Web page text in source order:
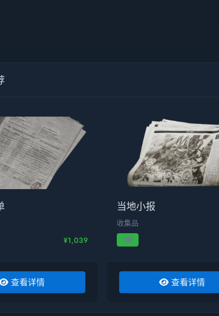
¥1,039
查看详情
当地小报
收集品
1级
查看详情